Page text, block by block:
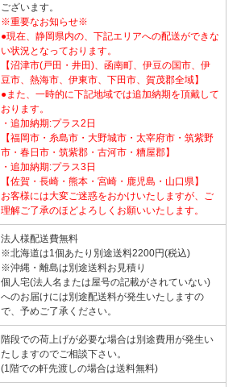
ございます。
※重要なお知らせ※
●現在、静岡県内の、下記エリアへの配送ができな
い状況となっております。
【沼津市(戸田・井田)、函南町、伊豆の国市、伊
豆市、熱海市、伊東市、下田市、賀茂郡全域】
●また、一時的に下記地域では追加納期を頂戴して
おります。
・追加納期:プラス2日
【福岡市・糸島市・大野城市・太宰府市・筑紫野
市・春日市・筑紫郡・古河市・糟屋郡】
・追加納期:プラス3日
【佐賀・長崎・熊本・宮崎・鹿児島・山口県】
お客様には大変ご迷惑をおかけいたしますが、ご
理解ご了承のほどよろしくお願いいたします。
法人様配送費無料
※北海道は1個あたり別途送料2200円(税込)
※沖縄・離島は別途送料お見積り
個人宅(法人名または屋号の記載がされていない)
へのお届けには別途配送料が発生いたしますの
で、予めご了承ください。
階段での荷上げが必要な場合は別途費用が発生い
たしますのでご相談下さい。
(1階での軒先渡しの場合は送料無料)